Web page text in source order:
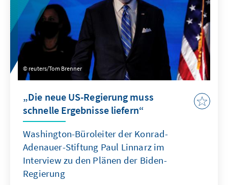
reuters/Tom Brenner
„Die neue US-Regierung muss
schnelle Ergebnisse liefern“
Washington-Büroleiter der Konrad-
Adenauer-Stiftung Paul Linnarz im
Interview zu den Plänen der Biden-
Regierung